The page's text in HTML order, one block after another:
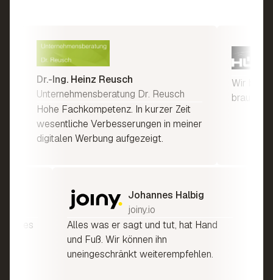
Dr.-Ing. Heinz Reusch
Unternehmensberatung Dr. Reusch
Hohe Fachkompetenz. In kurzer Zeit
wesentliche Verbesserungen in meiner
digitalen Werbung aufgezeigt.
Wir
Johannes Halbig
joiny.io
Alles was er sagt und tut, hat Hand
und Fuß. Wir können ihn
uneingeschränkt weiterempfehlen.